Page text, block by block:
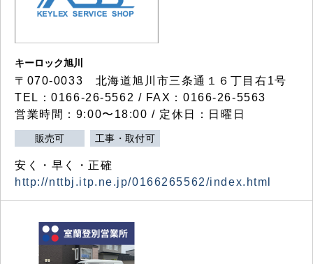
キーロック旭川
〒070-0033 北海道旭川市三条通１６丁目右1号
TEL：0166-26-5562 / FAX：0166-26-5563
営業時間：9:00〜18:00 / 定休日：日曜日
販売可 工事・取付可
安く・早く・正確
http://nttbj.itp.ne.jp/0166265562/index.html